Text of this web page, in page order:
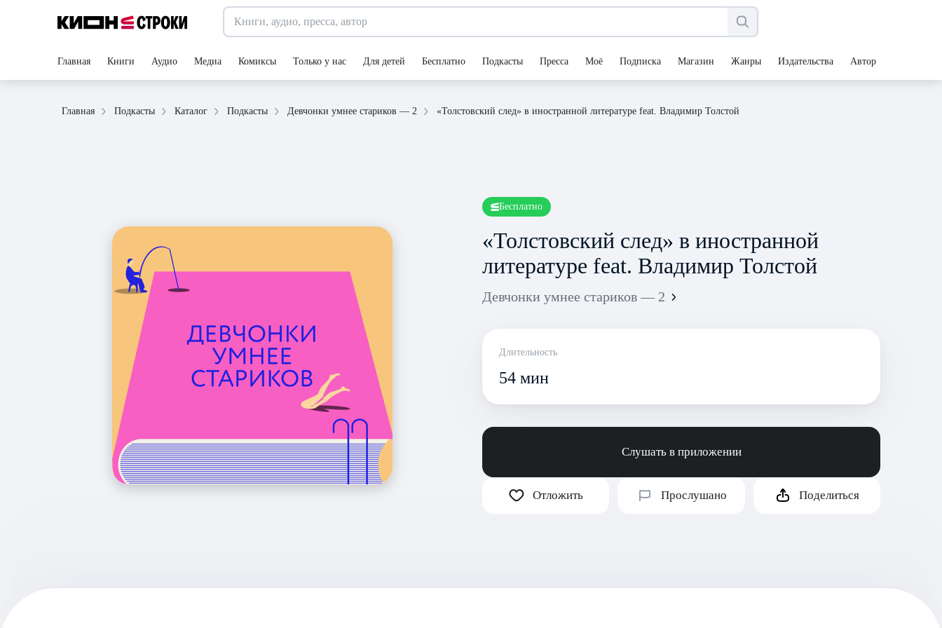
Главная Книги Аудио Медиа Комиксы Только у нас Для детей Бесплатно Подкасты Пресса Моё Подписка Магазин Жанры Издательства Авторы
Главная Подкасты Каталог Подкасты Девчонки умнее стариков — 2 «Толстовский след» в иностранной литературе feat. Владимир Толстой
Бесплатно
«Толстовский след» в иностранной
литературе feat. Владимир Толстой
Девчонки умнее стариков — 2
Длительность
54 мин
Слушать в приложении
Отложить Прослушано Поделиться